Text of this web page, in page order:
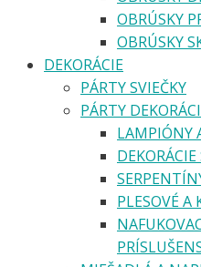
OBRÚSKY
OBRÚSKY
DEKORÁCIE
PÁRTY SVIEČKY
PÁRTY
LAMPIÓNY
DEKORÁCIE
PLESOVÉ A